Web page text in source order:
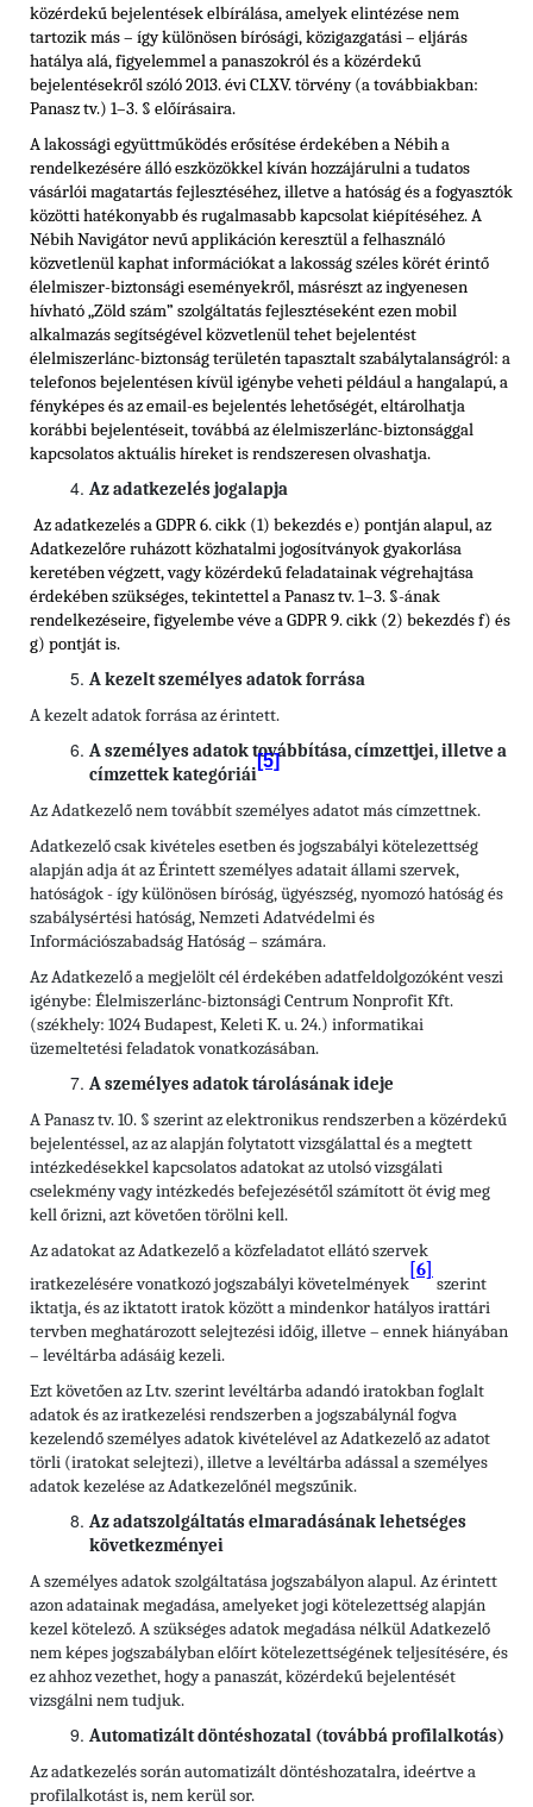
közérdekű bejelentések elbírálása, amelyek elintézése nem
tartozik más – így különösen bírósági, közigazgatási – eljárás
hatálya alá, figyelemmel a panaszokról és a közérdekű
bejelentésekről szóló 2013. évi CLXV. törvény (a továbbiakban:
Panasz tv.) 1–3. § előírásaira.
A lakossági együttműködés erősítése érdekében a Nébih a
rendelkezésére álló eszközökkel kíván hozzájárulni a tudatos
vásárlói magatartás fejlesztéséhez, illetve a hatóság és a fogyasztók
közötti hatékonyabb és rugalmasabb kapcsolat kiépítéséhez. A
Nébih Navigátor nevű applikáción keresztül a felhasználó
közvetlenül kaphat információkat a lakosság széles körét érintő
élelmiszer-biztonsági eseményekről, másrészt az ingyenesen
hívható „Zöld szám” szolgáltatás fejlesztéseként ezen mobil
alkalmazás segítségével közvetlenül tehet bejelentést
élelmiszerlánc-biztonság területén tapasztalt szabálytalanságról: a
telefonos bejelentésen kívül igénybe veheti például a hangalapú, a
fényképes és az email-es bejelentés lehetőségét, eltárolhatja
korábbi bejelentéseit, továbbá az élelmiszerlánc-biztonsággal
kapcsolatos aktuális híreket is rendszeresen olvashatja.
Az adatkezelés jogalapja
Az adatkezelés a GDPR 6. cikk (1) bekezdés e) pontján alapul, az
Adatkezelőre ruházott közhatalmi jogosítványok gyakorlása
keretében végzett, vagy közérdekű feladatainak végrehajtása
érdekében szükséges, tekintettel a Panasz tv. 1–3. §-ának
rendelkezéseire, figyelembe véve a GDPR 9. cikk (2) bekezdés f) és
g) pontját is.
A kezelt személyes adatok forrása
A kezelt adatok forrása az érintett.
A személyes adatok továbbítása, címzettjei, illetve a
címzettek kategóriái
[5]
Az Adatkezelő nem továbbít személyes adatot más címzettnek.
Adatkezelő csak kivételes esetben és jogszabályi kötelezettség
alapján adja át az Érintett személyes adatait állami szervek,
hatóságok - így különösen bíróság, ügyészség, nyomozó hatóság és
szabálysértési hatóság, Nemzeti Adatvédelmi és
Információszabadság Hatóság – számára.
Az Adatkezelő a megjelölt cél érdekében adatfeldolgozóként veszi
igénybe: Élelmiszerlánc-biztonsági Centrum Nonprofit Kft.
(székhely: 1024 Budapest, Keleti K. u. 24.) informatikai
üzemeltetési feladatok vonatkozásában.
A személyes adatok tárolásának ideje
A Panasz tv. 10. § szerint az elektronikus rendszerben a közérdekű
bejelentéssel, az az alapján folytatott vizsgálattal és a megtett
intézkedésekkel kapcsolatos adatokat az utolsó vizsgálati
cselekmény vagy intézkedés befejezésétől számított öt évig meg
kell őrizni, azt követően törölni kell.
Az adatokat az Adatkezelő a közfeladatot ellátó szervek
iratkezelésére vonatkozó jogszabályi követelmények
[6]
szerint
iktatja, és az iktatott iratok között a mindenkor hatályos irattári
tervben meghatározott selejtezési időig, illetve – ennek hiányában
– levéltárba adásáig kezeli.
Ezt követően az Ltv. szerint levéltárba adandó iratokban foglalt
adatok és az iratkezelési rendszerben a jogszabálynál fogva
kezelendő személyes adatok kivételével az Adatkezelő az adatot
törli (iratokat selejtezi), illetve a levéltárba adással a személyes
adatok kezelése az Adatkezelőnél megszűnik.
Az adatszolgáltatás elmaradásának lehetséges
következményei
A személyes adatok szolgáltatása jogszabályon alapul. Az érintett
azon adatainak megadása, amelyeket jogi kötelezettség alapján
kezel kötelező. A szükséges adatok megadása nélkül Adatkezelő
nem képes jogszabályban előírt kötelezettségének teljesítésére, és
ez ahhoz vezethet, hogy a panaszát, közérdekű bejelentését
vizsgálni nem tudjuk.
Automatizált döntéshozatal (továbbá profilalkotás)
Az adatkezelés során automatizált döntéshozatalra, ideértve a
profilalkotást is, nem kerül sor.